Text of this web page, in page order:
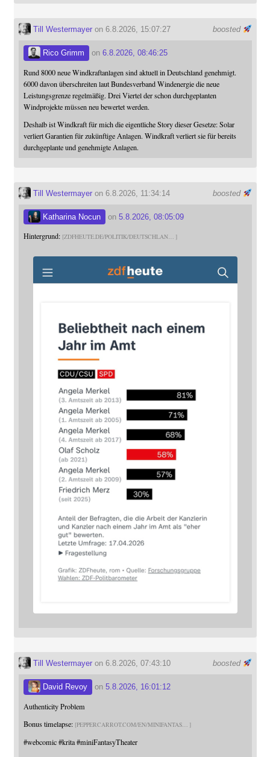
boosted
Till Westermayeron 6.8.2026, 15:07:27
Rico Grimm on 6.8.2026, 08:46:25
Rund 8000 neue Windkraftanlagen sind aktuell in Deutschland genehmigt.
6000 davon überschreiten laut Bundesverband Windenergie die neue
Leistungsgrenze regelmäßig. Drei Viertel der schon durchgeplanten
Windprojekte müssen neu bewertet werden.
Deshalb ist Windkraft für mich die eigentliche Story dieser Gesetze: Solar
verliert Garantien für zukünftige Anlagen. Windkraft verliert sie für bereits
durchgeplante und genehmigte Anlagen.
boosted
Till Westermayeron 6.8.2026, 11:34:14
Katharina Nocun on 5.8.2026, 08:05:09
Hintergrund: ZDFHEUTE.DE/POLITIK/DEUTSCHLAN
boosted
Till Westermayeron 6.8.2026, 07:43:10
David Revoy on 5.8.2026, 16:01:12
Authenticity Problem
Bonus timelapse: PEPPERCARROT.COM/EN/MINIFANTAS
#webcomic #krita #miniFantasyTheater